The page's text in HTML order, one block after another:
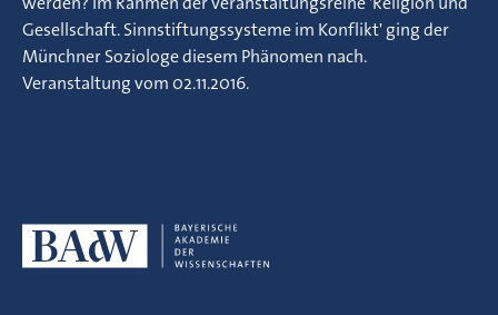
Gesellschaft. Sinnstiftungssysteme im Konflikt' ging der
Münchner Soziologe diesem Phänomen nach.
Veranstaltung vom 02.11.2016.